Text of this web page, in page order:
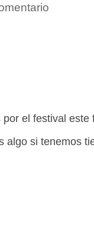
por el festival este
algo si tenemos